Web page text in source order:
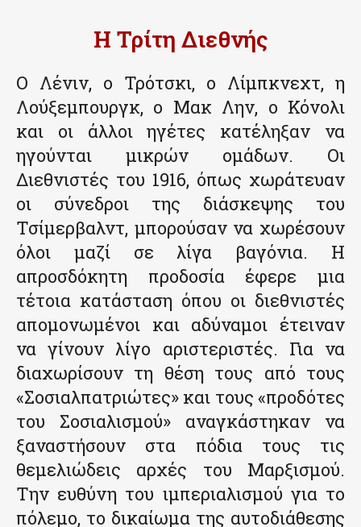
Η Τρίτη Διεθνής
Ο Λένιν, ο Τρότσκι, ο Λίμπκνεχτ, η
Λούξεμπουργκ, ο Μακ Λην, ο Κόνολι
και οι άλλοι ηγέτες κατέληξαν να
ηγούνται μικρών ομάδων. Οι
Διεθνιστές του 1916, όπως χωράτευαν
οι σύνεδροι της διάσκεψης του
Τσίμερβαλντ, μπορούσαν να χωρέσουν
όλοι μαζί σε λίγα βαγόνια. Η
απροσδόκητη προδοσία έφερε μια
τέτοια κατάσταση όπου οι διεθνιστές
απομονωμένοι και αδύναμοι έτειναν
να γίνουν λίγο αριστεριστές. Για να
διαχωρίσουν τη θέση τους από τους
«Σοσιαλπατριώτες» και τους «προδότες
του Σοσιαλισμού» αναγκάστηκαν να
ξαναστήσουν στα πόδια τους τις
θεμελιώδεις αρχές του Μαρξισμού.
Την ευθύνη του ιμπεριαλισμού για το
πόλεμο, το δικαίωμα της αυτοδιάθεσης